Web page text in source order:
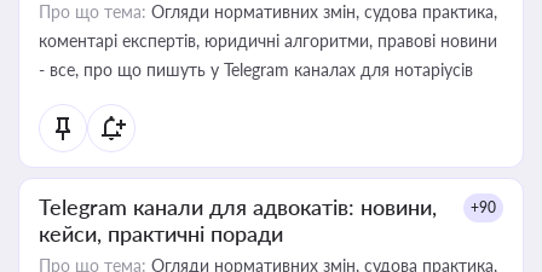
Про що тема: Огляди нормативних змін, судова практика,
коментарі експертів, юридичні алгоритми, правові новини
- все, про що пишуть у Telegram каналах для нотаріусів
Telegram канали для адвокатів: новини,
кейси, практичні поради
+90
Про що тема: Огляди нормативних змін, судова практика,